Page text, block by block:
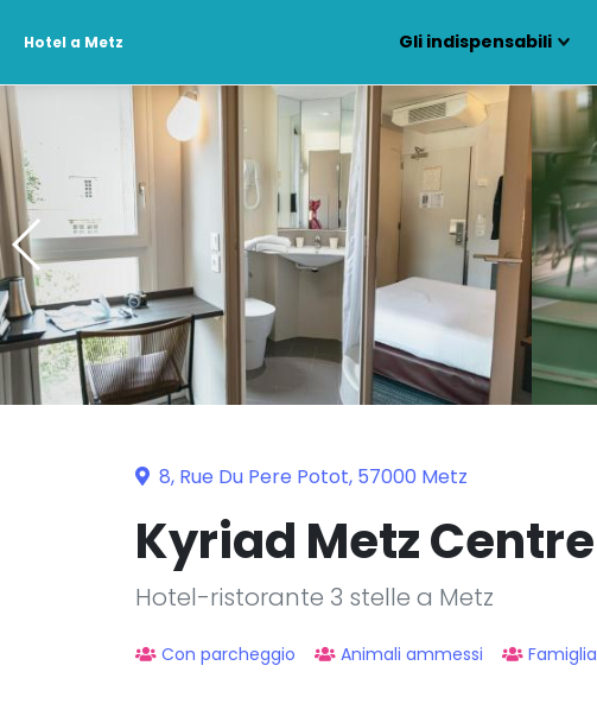
Hotel a Metz Gli indispensabili
8, Rue Du Pere Potot, 57000 Metz
Kyriad Metz Centre
Hotel-ristorante 3 stelle a Metz
Con parcheggio Animali ammessi Famiglia